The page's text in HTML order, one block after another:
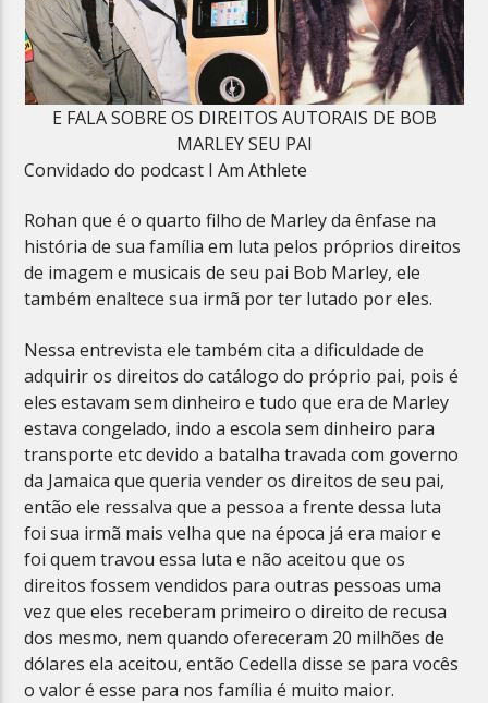
E FALA SOBRE OS DIREITOS AUTORAIS DE BOB
MARLEY SEU PAI
Convidado do podcast I Am Athlete
Rohan que é o quarto filho de Marley da ênfase na
história de sua família em luta pelos próprios direitos
de imagem e musicais de seu pai Bob Marley, ele
também enaltece sua irmã por ter lutado por eles.
Nessa entrevista ele também cita a dificuldade de
adquirir os direitos do catálogo do próprio pai, pois é
eles estavam sem dinheiro e tudo que era de Marley
estava congelado, indo a escola sem dinheiro para
transporte etc devido a batalha travada com governo
da Jamaica que queria vender os direitos de seu pai,
então ele ressalva que a pessoa a frente dessa luta
foi sua irmã mais velha que na época já era maior e
foi quem travou essa luta e não aceitou que os
direitos fossem vendidos para outras pessoas uma
vez que eles receberam primeiro o direito de recusa
dos mesmo, nem quando ofereceram 20 milhões de
dólares ela aceitou, então Cedella disse se para vocês
o valor é esse para nos família é muito maior.